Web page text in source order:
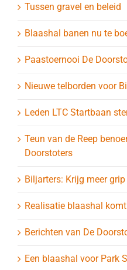
Tussen gravel en beleid
Blaashal banen nu te
Paastoernooi De
Nieuwe telborden voor
Leden LTC Startbaan
Teun van de Reep
Doorstoters
Biljarters: Krijg meer
Realisatie blaashal
Berichten van De
Een blaashal voor Park